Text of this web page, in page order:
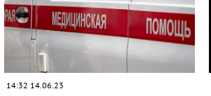
14:32 14.06.23